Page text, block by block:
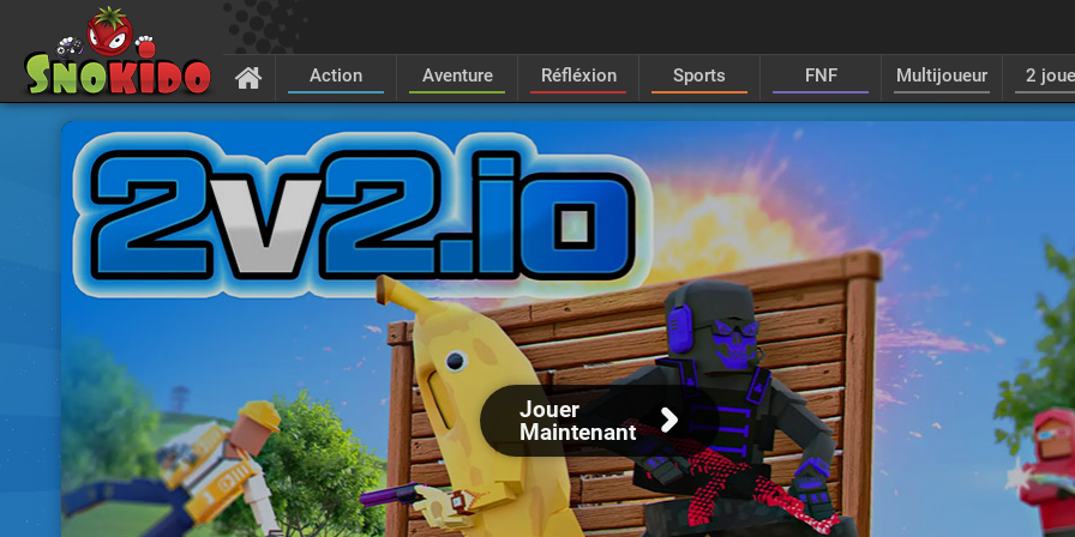
Action Aventure Réfléxion Sports FNF Multijoueur 2
Jouer
Maintenant